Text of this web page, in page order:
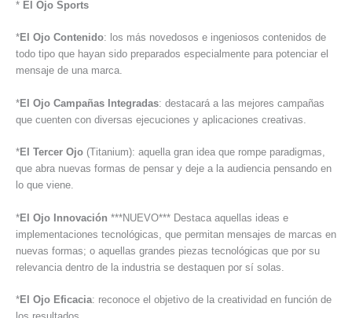
* El Ojo Sports
*El Ojo Contenido: los más novedosos e ingeniosos contenidos de
todo tipo que hayan sido preparados especialmente para potenciar el
mensaje de una marca.
*El Ojo Campañas Integradas: destacará a las mejores campañas
que cuenten con diversas ejecuciones y aplicaciones creativas.
*El Tercer Ojo (Titanium): aquella gran idea que rompe paradigmas,
que abra nuevas formas de pensar y deje a la audiencia pensando en
lo que viene.
*El Ojo Innovación ***NUEVO*** Destaca aquellas ideas e
implementaciones tecnológicas, que permitan mensajes de marcas en
nuevas formas; o aquellas grandes piezas tecnológicas que por su
relevancia dentro de la industria se destaquen por sí solas.
*El Ojo Eficacia: reconoce el objetivo de la creatividad en función de